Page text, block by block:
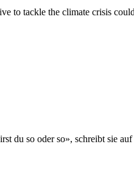
to tackle the climate crisis
so oder so», schreibt sie